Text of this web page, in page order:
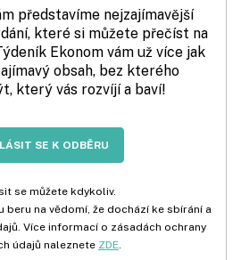
představíme nejzajímavější
které si můžete přečíst na
Ekonom vám už více jak
obsah, bez kterého
který vás rozvíjí a baví!
SE K ODBĚRU
se můžete kdykoliv.
beru na vědomí, že dochází ke sbírání a
Více informací o zásadách ochrany
údajů naleznete ZDE